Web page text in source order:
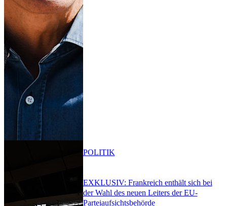
EXKLUSIV: Frankreich enthält sich bei
der Wahl des neuen Leiters der EU-
Parteiaufsichtsbehörde
POLITIK